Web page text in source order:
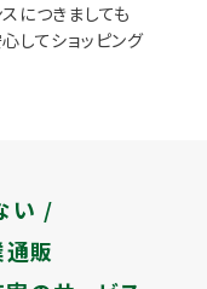
につきましても
してショッピング
い /
販